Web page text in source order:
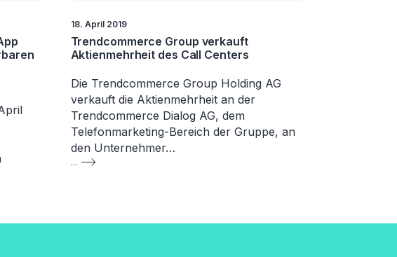
18. April 2019
Trendcommerce Group verkauft
Aktienmehrheit des Call Centers
Die Trendcommerce Group Holding AG
verkauft die Aktienmehrheit an der
Trendcommerce Dialog AG, dem
Telefonmarketing-Bereich der Gruppe, an
den Unternehmer…
...